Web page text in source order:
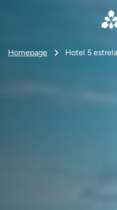
Homepage Hotel 5